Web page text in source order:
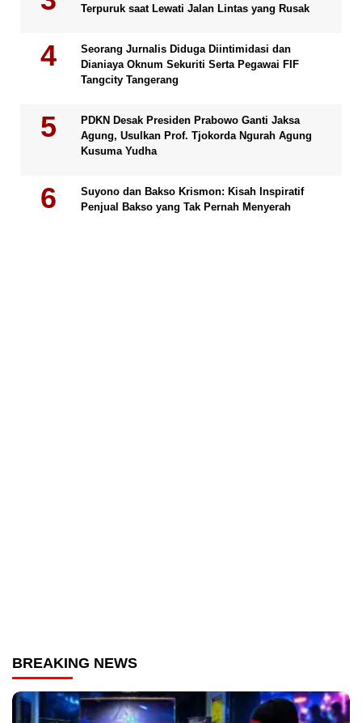
Terpuruk saat Lewati Jalan Lintas yang Rusak
Seorang Jurnalis Diduga Diintimidasi dan
Dianiaya Oknum Sekuriti Serta Pegawai FIF
Tangcity Tangerang
PDKN Desak Presiden Prabowo Ganti Jaksa
Agung, Usulkan Prof. Tjokorda Ngurah Agung
Kusuma Yudha
Suyono dan Bakso Krismon: Kisah Inspiratif
Penjual Bakso yang Tak Pernah Menyerah
BREAKING NEWS